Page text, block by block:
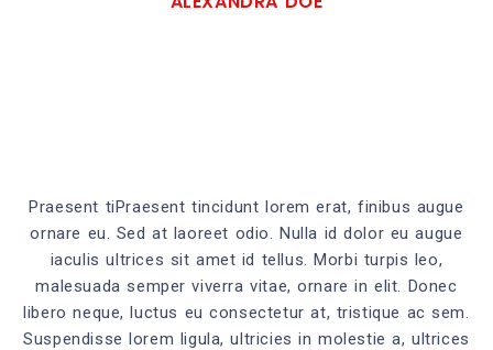
Praesent tiPraesent tincidunt lorem erat, finibus augue
ornare eu. Sed at laoreet odio. Nulla id dolor eu augue
iaculis ultrices sit amet id tellus. Morbi turpis leo,
malesuada semper viverra vitae, ornare in elit. Donec
libero neque, luctus eu consectetur at, tristique ac sem.
Suspendisse lorem ligula, ultricies in molestie a, ultrices